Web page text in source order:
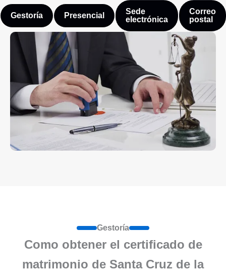
Gestoría Presencial
Sede
electrónica
Correo
postal
Gestoría
Como obtener el certificado de
matrimonio de Santa Cruz de la